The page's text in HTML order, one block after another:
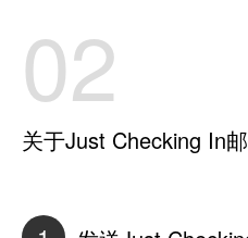
02
关于Just Checking In